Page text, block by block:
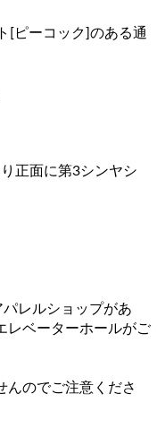
[ピーコック]のある通
正面に第3シンヤシ
レルショップがあ
レベーターホールがご
のでご注意くださ